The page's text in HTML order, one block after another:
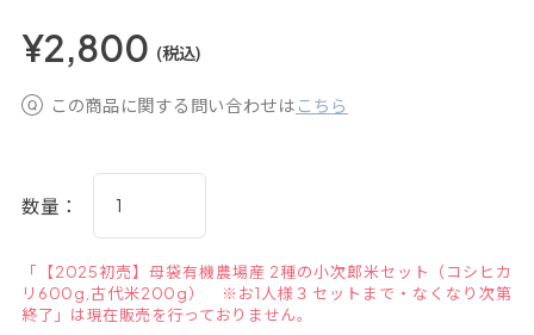
¥2,800 (税込)
この商品に関する問い合わせは こちら
数量：
「【2025初売】母袋有機農場産 2種の小次郎米セット（コシヒカ
リ600g,古代米200g） ※お1人様３セットまで・なくなり次第
終了」は現在販売を行っておりません。